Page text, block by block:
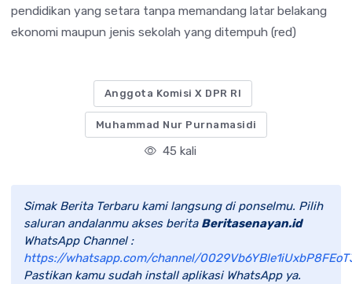
pendidikan yang setara tanpa memandang latar belakang
ekonomi maupun jenis sekolah yang ditempuh (red)
Anggota Komisi X DPR RI
Muhammad Nur Purnamasidi
45 kali
Simak Berita Terbaru kami langsung di ponselmu. Pilih
saluran andalanmu akses berita Beritasenayan.id
WhatsApp Channel :
https://whatsapp.com/channel/
Pastikan kamu sudah install aplikasi WhatsApp ya.